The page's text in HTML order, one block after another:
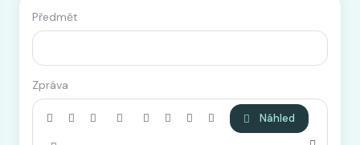
Předmět
Zpráva
Náhled